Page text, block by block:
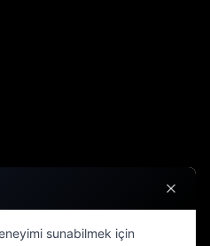
sunabilmek için